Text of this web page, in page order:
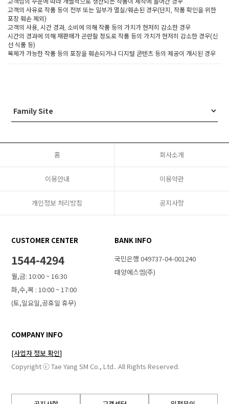
고객의 사유로 작품 등이 전부 또는 일부가 멸실/훼손된 경우(단지, 작품 확인을 위한
포장 훼손 제외)
고객의 사용, 시간 경과, 소비에 의해 작품 등의 가치가 현저히 감소한 경우
시간의 경과에 의해 재판매가 곤란할 정도로 작품 등의 가치가 현저히 감소한 경우(신
선 식품 등)
복제가 가능한 작품 등의 포장을 훼손되거나 디지털 콘텐츠 등의 제공이 개시된 경우
홈 회사소개
이용안내 이용약관
개인정보 처리방침 공지사항
CUSTOMER CENTER
1544-4294
월,금: 10:00 ~ 16:30
화,수,목 : 10:00 ~ 17:00
(토,일요일,공휴일 휴무)
BANK INFO
국민은행 049737-04-001240
태양에스엠(주)
COMPANY INFO
[사업자 정보 확인]
Copyright ⓒ Tae Yang SM Co., Ltd.. All Rights Reserved.